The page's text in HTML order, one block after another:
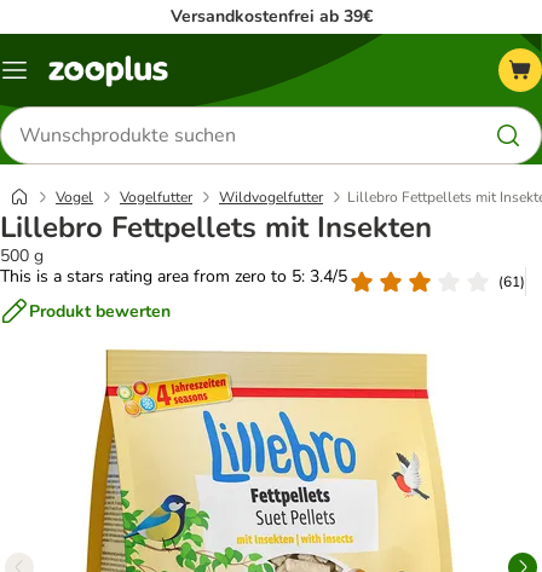
Versandkostenfrei ab 39€
Menü
Produkte
suchen
Vogel Vogelfutter Wildvogelfutter Lillebro Fettpellets mit
Lillebro Fettpellets mit Insekten
500 g
This is a stars rating area from zero to 5: 3.4/5
(61)
Produkt bewerten